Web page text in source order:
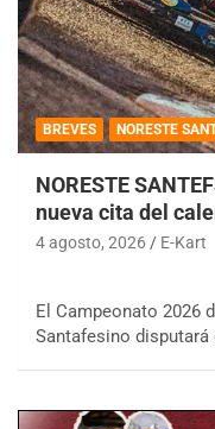
BREVES NORESTE
NORESTE
nueva cita del
4 agosto, 2026 E-Kart
El Campeonato 2026
Santafesino